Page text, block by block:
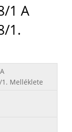
1 A
1.
1. Melléklete